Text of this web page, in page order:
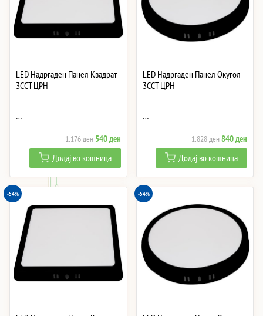
LED Надргаден Панел Квадрат
3CCT ЦРН
…
1,176ден Original
price
was:
1,176 ден.
540денCurrent
price
is:
540 ден.
Додај во кошница
LED Надргаден Панел Окугол
3CCT ЦРН
…
1,828денOriginal
price
was:
1,828 ден.
840ден
price
is:
840
Додај во кошница
-54% -54%